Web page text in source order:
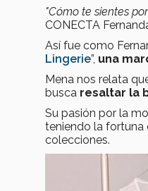
"Cómo te sientes
CONECTA
Así fue como
Lingerie”, una
Mena nos relata
busca resaltar la
Su pasión por la
teniendo la fortuna
colecciones.